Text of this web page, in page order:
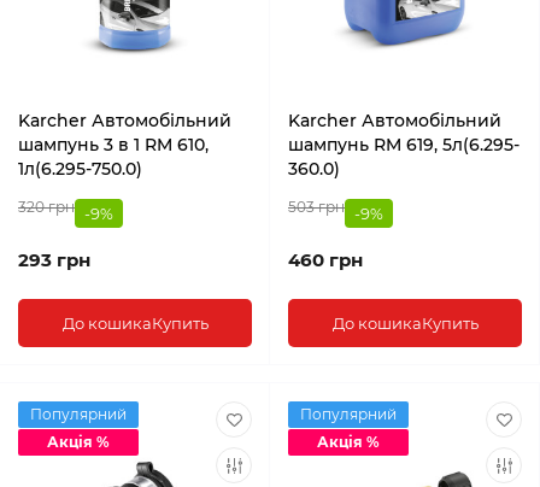
Karcher Автомобільний
шампунь 3 в 1 RM 610,
1л(6.295-750.0)
320 грн -9%
293 грн
До кошикаКупить
Karcher Автомобільний
шампунь RM 619, 5л(6.295-
360.0)
503 грн -9%
460 грн
До кошикаКупить
Популярний
Акція %
Популярний
Акція %